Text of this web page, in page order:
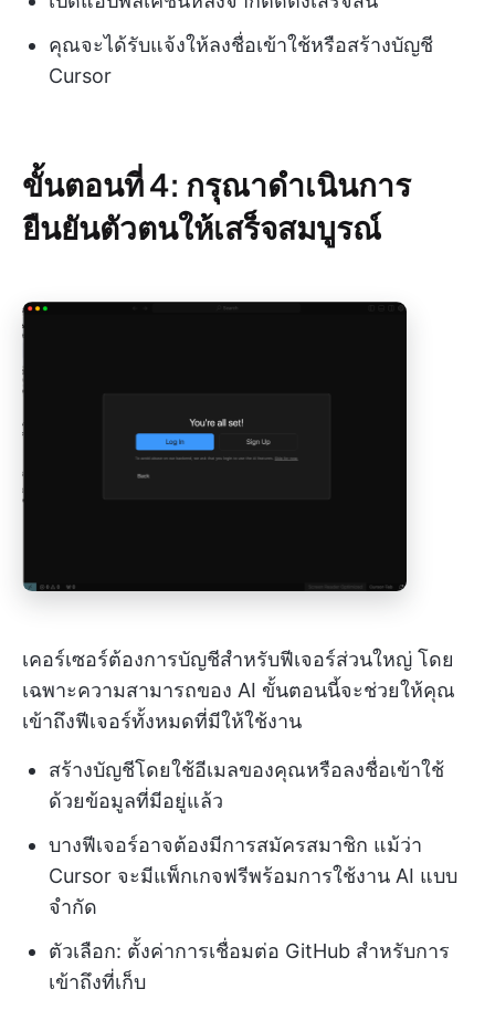
คุณจะได้รับแจ้งให้ลงชื่อเข้าใช้หรือสร้างบัญชี
Cursor
ขั้นตอนที่ 4: กรุณาดำเนินการ
ยืนยันตัวตนให้เสร็จสมบูรณ์
เคอร์เซอร์ต้องการบัญชีสำหรับฟีเจอร์ส่วนใหญ่ โดย
เฉพาะความสามารถของ AI ขั้นตอนนี้จะช่วยให้คุณ
เข้าถึงฟีเจอร์ทั้งหมดที่มีให้ใช้งาน
สร้างบัญชีโดยใช้อีเมลของคุณหรือลงชื่อเข้าใช้
ด้วยข้อมูลที่มีอยู่แล้ว
บางฟีเจอร์อาจต้องมีการสมัครสมาชิก แม้ว่า
Cursor จะมีแพ็กเกจฟรีพร้อมการใช้งาน AI แบบ
จำกัด
ตัวเลือก: ตั้งค่าการเชื่อมต่อ GitHub สำหรับการ
เข้าถึงที่เก็บ